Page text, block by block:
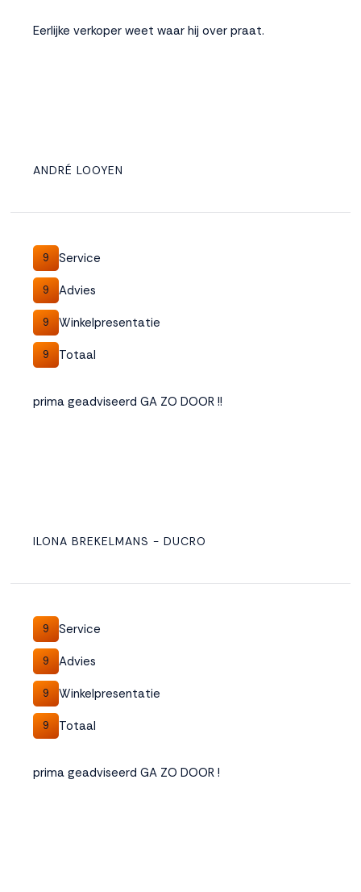
Eerlijke verkoper weet waar hij over praat.
ANDRÉ LOOYEN
9 Service
9 Advies
9 Winkelpresentatie
9 Totaal
prima geadviseerd GA ZO DOOR !!
ILONA BREKELMANS - DUCRO
9 Service
9 Advies
9 Winkelpresentatie
9 Totaal
prima geadviseerd GA ZO DOOR !